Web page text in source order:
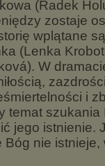
(Radek
zostaje
wplątane
(Lenka
W
i
temat szukania
jego istnienie.
Bóg nie